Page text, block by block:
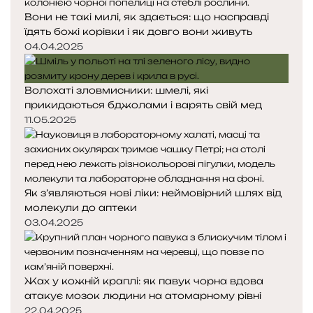
Вони не такі милі, як здається: що насправді
їдять божі корівки і як довго вони живуть
04.04.2025
Волохаті зловмисники: шмелі, які
прикидаються бджолами і варять свій мед
11.05.2025
Як з’являються нові ліки: неймовірний шлях від
молекули до аптеки
03.04.2025
Жах у кожній краплі: як павук чорна вдова
атакує мозок людини на атомарному рівні
22.04.2025